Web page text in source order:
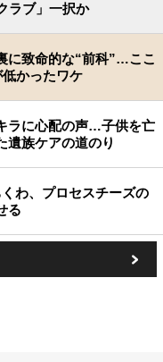
ラブ」一択か
に致命的な“前科”…ここ
かったワケ
ラに心配の声…子供を亡
遺族ケアの道のり
わ、プロセスチーズの
る